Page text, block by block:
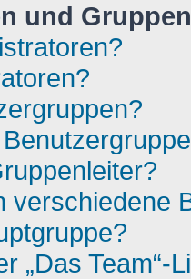
und Gruppen
verschiedene
„Das Team“-